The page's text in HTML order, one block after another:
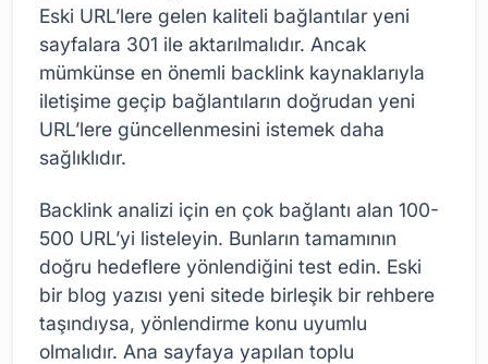
Eski URL’lere gelen kaliteli bağlantılar yeni
sayfalara 301 ile aktarılmalıdır. Ancak
mümkünse en önemli backlink kaynaklarıyla
iletişime geçip bağlantıların doğrudan yeni
URL’lere güncellenmesini istemek daha
sağlıklıdır.
Backlink analizi için en çok bağlantı alan 100-
500 URL’yi listeleyin. Bunların tamamının
doğru hedeflere yönlendiğini test edin. Eski
bir blog yazısı yeni sitede birleşik bir rehbere
taşındıysa, yönlendirme konu uyumlu
olmalıdır. Ana sayfaya yapılan toplu